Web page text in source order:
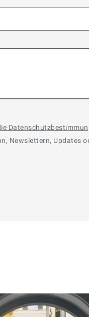
Newslettern, Updates